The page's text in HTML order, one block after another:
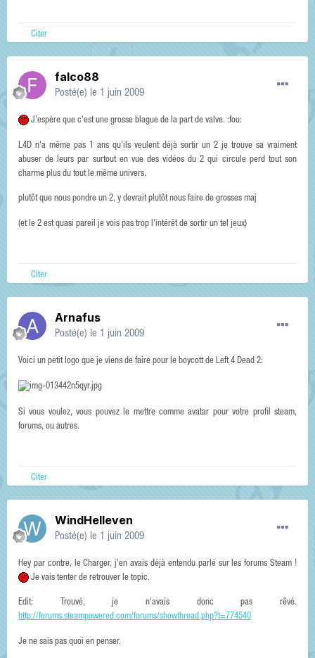
Citer
falco88
Posté(e) le 1 juin 2009
J’espère que c'est une grosse blague de la part de valve. :fou:
L4D n'a même pas 1 ans qu'ils veulent déjà sortir un 2 je trouve sa vraiment
abuser de leurs par surtout en vue des vidéos du 2 qui circule perd tout son
charme plus du tout le même univers.
plutôt que nous pondre un 2, y devrait plutôt nous faire de grosses maj
(et le 2 est quasi pareil je vois pas trop l'intérêt de sortir un tel jeux)
Citer
Arnafus
Posté(e) le 1 juin 2009
Voici un petit logo que je viens de faire pour le boycott de Left 4 Dead 2:
Si vous voulez, vous pouvez le mettre comme avatar pour votre profil steam,
forums, ou autres.
Citer
WindHelleven
Posté(e) le 1 juin 2009
Hey par contre, le Charger, j'en avais déjà entendu parlé sur les forums Steam !
Je vais tenter de retrouver le topic.
Edit: Trouvé, je n'avais donc pas rêvé.
http://forums.steampowered.com/forums/showthread.php?t=774540
Je ne sais pas quoi en penser.